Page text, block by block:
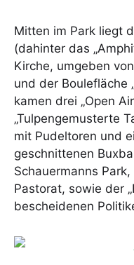
Mitten im Park liegt
(dahinter das
Kirche, umgeben
und der Boulefläche
kamen drei „Open
„Tulpengemusterte
mit Pudeltoren und
geschnittenen
Schauermanns
Pastorat, sowie der
bescheidenen